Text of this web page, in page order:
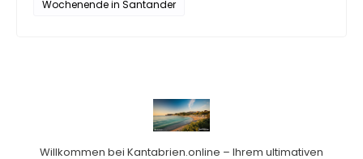
Wochenende in Santander
Willkommen bei Kantabrien.online – Ihrem ultimativen